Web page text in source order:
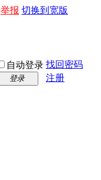
举报 切换到宽版
自动登录 找回密码
登录 注册